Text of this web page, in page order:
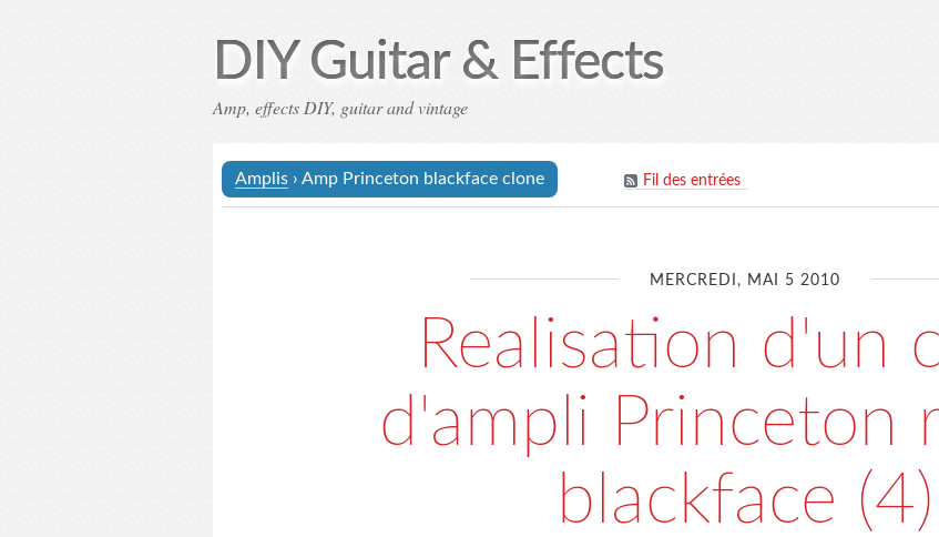
DIY Guitar & Effects
Amp, effects DIY, guitar and vintage
Amplis› Amp Princeton blackface clone Fil des entrées
MERCREDI, MAI 5 2010
Realisation d'un
d'ampli Princeton
blackface (4)